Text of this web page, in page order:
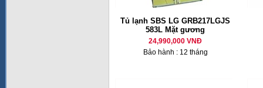
Tủ lạnh SBS LG GRB217LGJS
583L Mặt gương
24,990,000 VNĐ
Bảo hành : 12 tháng